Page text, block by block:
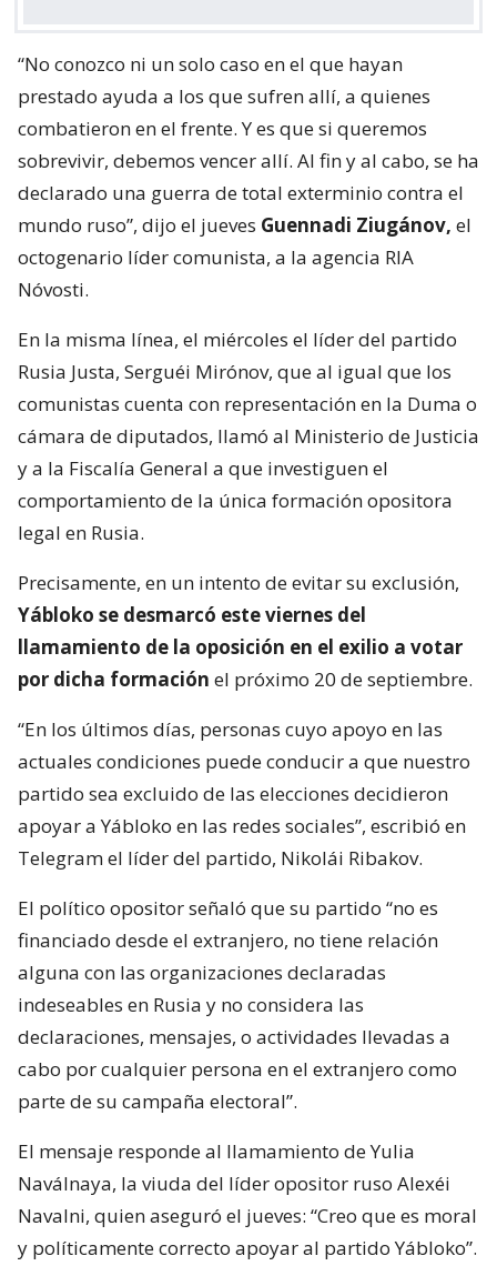
“No conozco ni un solo caso en el que hayan
prestado ayuda a los que sufren allí, a quienes
combatieron en el frente. Y es que si queremos
sobrevivir, debemos vencer allí. Al fin y al cabo, se ha
declarado una guerra de total exterminio contra el
mundo ruso”, dijo el jueves Guennadi Ziugánov, el
octogenario líder comunista, a la agencia RIA
Nóvosti.
En la misma línea, el miércoles el líder del partido
Rusia Justa, Serguéi Mirónov, que al igual que los
comunistas cuenta con representación en la Duma o
cámara de diputados, llamó al Ministerio de Justicia
y a la Fiscalía General a que investiguen el
comportamiento de la única formación opositora
legal en Rusia.
Precisamente, en un intento de evitar su exclusión,
Yábloko se desmarcó este viernes del
llamamiento de la oposición en el exilio a votar
por dicha formación el próximo 20 de septiembre.
“En los últimos días, personas cuyo apoyo en las
actuales condiciones puede conducir a que nuestro
partido sea excluido de las elecciones decidieron
apoyar a Yábloko en las redes sociales”, escribió en
Telegram el líder del partido, Nikolái Ribakov.
El político opositor señaló que su partido “no es
financiado desde el extranjero, no tiene relación
alguna con las organizaciones declaradas
indeseables en Rusia y no considera las
declaraciones, mensajes, o actividades llevadas a
cabo por cualquier persona en el extranjero como
parte de su campaña electoral”.
El mensaje responde al llamamiento de Yulia
Naválnaya, la viuda del líder opositor ruso Alexéi
Navalni, quien aseguró el jueves: “Creo que es moral
y políticamente correcto apoyar al partido Yábloko”.